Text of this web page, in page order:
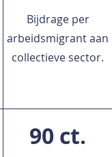
90 ct.
Bijdrage per
arbeidsmigrant aan
collectieve sector.